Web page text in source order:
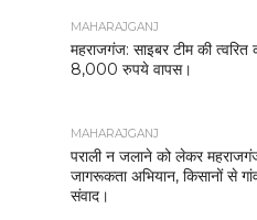
MAHARAJGANJ
महराजगंज: साइबर टीम की त्वरित
8,000 रुपये वापस।
MAHARAJGANJ
पराली न जलाने को लेकर
जागरूकता अभियान, किसानों से
संवाद।